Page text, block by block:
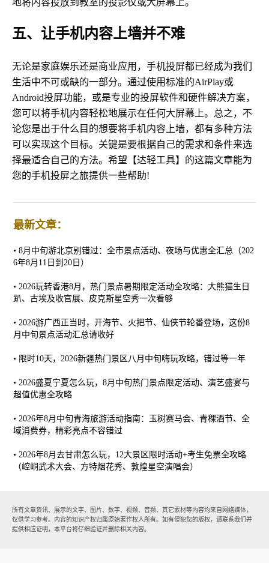
地将内容投放到教室的投影仪或大屏幕上。
五、让手机内容上墙并不难
无论是家庭娱乐还是商业应用，手机投屏都已经成为我们
生活中不可或缺的一部分。通过使用标准的AirPlay或
Android投屏功能，或是专业的投屏软件和硬件解决方案，
您可以将手机内容轻松地展示在任何大屏幕上。总之，不
论您是出于什么目的想要将手机内容上墙，都有多种方法
可以实现这个目标。关键是要根据自己的需求和条件来选
择最适合自己的方法。希望【达轻工具】的这篇文章能为
您的手机投屏之旅提供一些帮助!
最新文章：
•8月中旬游北京别错过：全市景点活动、夜场与优惠全汇总（202
6年8月11日到20日）
•2026玩转香港8月，热门景点暑期限定活动全攻略：大熊猫生日
趴、古埃及收官展、皮克斯星空秀一次看够
•2026游广西正当时，开海节、火把节、仙侠节轮番登场，这份8
月中旬景点活动汇总请收好
• 限时10天，2026新疆热门景区八月中旬嗨玩攻略，错过等一年
•2026盛夏宁夏怎么玩，8月中旬热门景点限定活动、演艺盛宴与
超值优惠全攻略
•2026年8月中旬青海旅游活动指南：玉树赛马会、青稞酒节、全
域消费券，精彩亮点不容错过
•2026年8月去甘肃怎么玩，12大景区限时活动+考生免票全攻略
（崆峒武术大会、方特烟花秀、敦煌星空演唱会）
所有文章资讯、展示的文字、图片、数字、视频、音频、其它素材等内容均来自网络媒体，
仅供学习参考。内容的知识产权归属原始著作权人所有。如有侵犯您的版权，请联系我们并
提供相应证明，本平台将仔细验证并删除相关内容。